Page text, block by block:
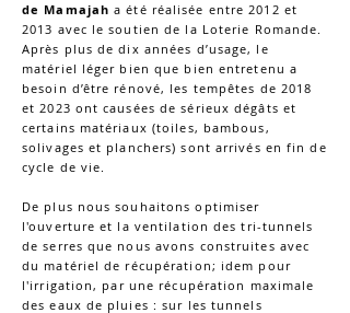
de Mamajaha été réalisée entre 2012 et
2013 avec le soutien de la Loterie Romande.
Après plus de dix années d’usage, le
matériel léger bien que bien entretenu a
besoin d’être rénové, les tempêtes de 2018
et 2023 ont causées de sérieux dégâts et
certains matériaux (toiles, bambous,
solivages et planchers) sont arrivés en fin de
cycle de vie.
De plus nous souhaitons optimiser
l'ouverture et la ventilation des tri-tunnels
de serres que nous avons construites avec
du matériel de récupération; idem pour
l'irrigation, par une récupération maximale
des eaux de pluies : sur les tunnels